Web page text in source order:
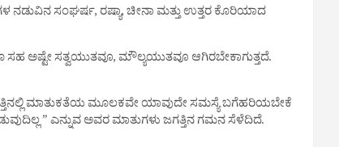
ನಡುವಿನ ಸಂಘರ್ಷ, ರಷ್ಯಾ, ಚೀನಾ ಮತ್ತು ಉತ್ತರ ಕೊರಿಯಾದ
ಅಷ್ಟೇ ಸತ್ವಯುತವೂ, ಮೌಲ್ಯಯುತವೂ ಆಗಿರಬೇಕಾಗುತ್ತದೆ.
ಮಾತುಕತೆಯ ಮೂಲಕವೇ ಯಾವುದೇ ಸಮಸ್ಯೆ ಬಗೆಹರಿಯಬೇಕೆ
” ಎನ್ನುವ ಅವರ ಮಾತುಗಳು ಜಗತ್ತಿನ ಗಮನ ಸೆಳೆದಿದೆ.